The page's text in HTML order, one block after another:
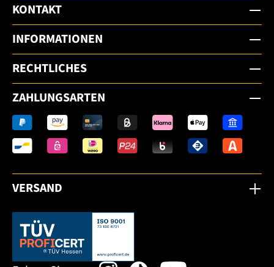
KONTAKT
INFORMATIONEN
RECHTLICHES
ZAHLUNGSARTEN
VERSAND
Dieser Link öffnet sich in einem neuen Tab.